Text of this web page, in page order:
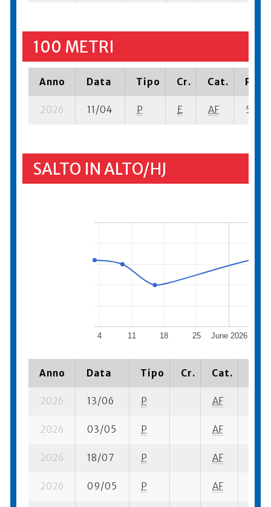
100 METRI
Anno Data Tipo Cr. Cat.
2026 11/04 P E AF 5 se-
SALTO IN ALTO/HJ
June 2026
4 11 18 25
Anno Data Tipo Cr. Cat.
2026 13/06 P AF
2026 03/05 P AF
2026 18/07 P AF
2026 09/05 P AF